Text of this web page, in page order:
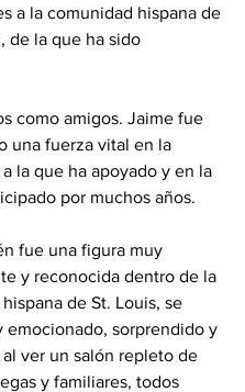
a la comunidad hispana de
de la que ha sido
como amigos. Jaime fue
una fuerza vital en la
la que ha apoyado y en la
por muchos años.
fue una figura muy
y reconocida dentro de la
de St. Louis, se
emocionado, sorprendido y
ver un salón repleto de
y familiares, todos